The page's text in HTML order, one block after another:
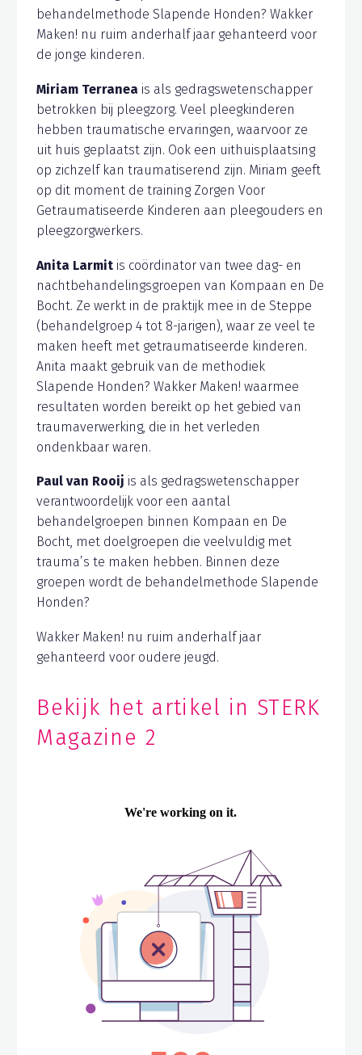
behandelmethode Slapende Honden? Wakker
Maken! nu ruim anderhalf jaar gehanteerd voor
de jonge kinderen.
Miriam Terranea is als gedragswetenschapper
betrokken bij pleegzorg. Veel pleegkinderen
hebben traumatische ervaringen, waarvoor ze
uit huis geplaatst zijn. Ook een uithuisplaatsing
op zichzelf kan traumatiserend zijn. Miriam geeft
op dit moment de training Zorgen Voor
Getraumatiseerde Kinderen aan pleegouders en
pleegzorgwerkers.
Anita Larmit is coördinator van twee dag- en
nachtbehandelingsgroepen van Kompaan en De
Bocht. Ze werkt in de praktijk mee in de Steppe
(behandelgroep 4 tot 8-jarigen), waar ze veel te
maken heeft met getraumatiseerde kinderen.
Anita maakt gebruik van de methodiek
Slapende Honden? Wakker Maken! waarmee
resultaten worden bereikt op het gebied van
traumaverwerking, die in het verleden
ondenkbaar waren.
Paul van Rooij is als gedragswetenschapper
verantwoordelijk voor een aantal
behandelgroepen binnen Kompaan en De
Bocht, met doelgroepen die veelvuldig met
trauma’s te maken hebben. Binnen deze
groepen wordt de behandelmethode Slapende
Honden?
Wakker Maken! nu ruim anderhalf jaar
gehanteerd voor oudere jeugd.
Bekijk het artikel in STERK
Magazine 2